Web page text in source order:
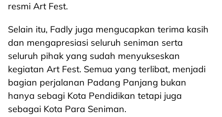
resmi Art Fest.
Selain itu, Fadly juga mengucapkan terima kasih
dan mengapresiasi seluruh seniman serta
seluruh pihak yang sudah menyukseskan
kegiatan Art Fest. Semua yang terlibat, menjadi
bagian perjalanan Padang Panjang bukan
hanya sebagi Kota Pendidikan tetapi juga
sebagai Kota Para Seniman.